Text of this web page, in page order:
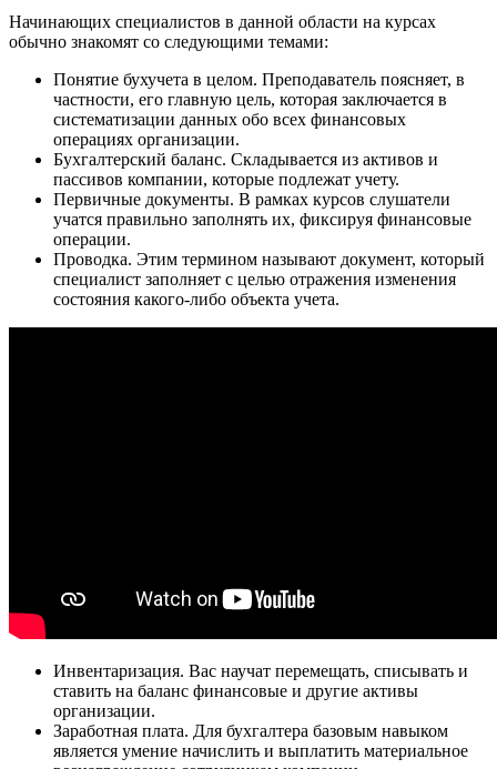
Начинающих специалистов в данной области на курсах
обычно знакомят со следующими темами:
Понятие бухучета в целом. Преподаватель поясняет, в
частности, его главную цель, которая заключается в
систематизации данных обо всех финансовых
операциях организации.
Бухгалтерский баланс. Складывается из активов и
пассивов компании, которые подлежат учету.
Первичные документы. В рамках курсов слушатели
учатся правильно заполнять их, фиксируя финансовые
операции.
Проводка. Этим термином называют документ, который
специалист заполняет с целью отражения изменения
состояния какого-либо объекта учета.
Инвентаризация. Вас научат перемещать, списывать и
ставить на баланс финансовые и другие активы
организации.
Заработная плата. Для бухгалтера базовым навыком
является умение начислить и выплатить материальное